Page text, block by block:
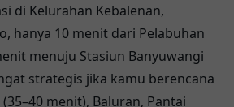
di Kelurahan Kebalenan,
hanya 10 menit dari Pelabuhan
menuju Stasiun Banyuwangi
strategis jika kamu berencana
menit), Baluran, Pantai